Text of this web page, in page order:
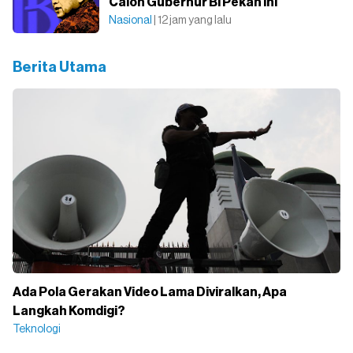
Nasional | 12 jam yang lalu
Berita Utama
Ada Pola Gerakan Video Lama Diviralkan, Apa
Langkah Komdigi?
Teknologi